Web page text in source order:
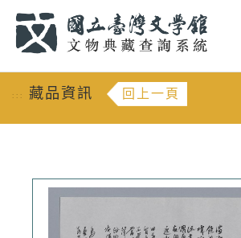
::: 藏品資訊 回上一頁